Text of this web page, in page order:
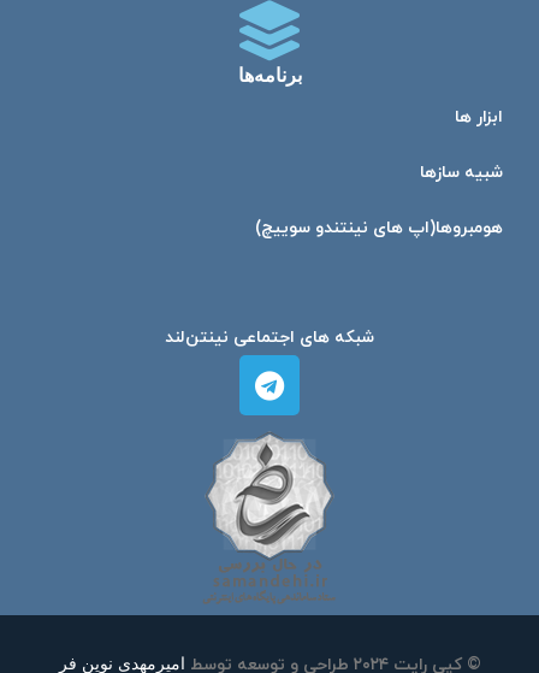
برنامه‌ها
ابزار ها
شبیه ساز‌ها
هومبرو‌ها(اپ های نینتندو سوییچ)
شبکه های اجتماعی نینتن‌لند
© کپی رایت ۲۰۲۴ طراحی و توسعه توسط امیرمهدی نوین فر